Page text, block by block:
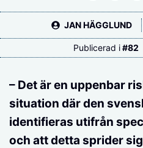
JAN HÄGGLUND
Publicerad i#82
– Det är en uppenbar
situation där den
identifieras utifrån
och att detta sprider